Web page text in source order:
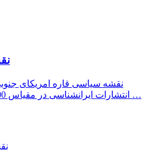
نقشه سیاسی قاره امریکای
انتشارات ایرانشناسی در مقیاس 1:8.800.000 در اندازه 100*070 …